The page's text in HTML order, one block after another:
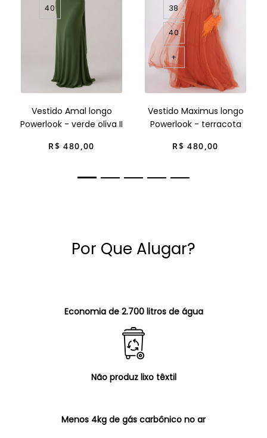
40
Vestido Amal longo
Powerlook - verde oliva II
R$ 480,00
38
40
+
Vestido Maximus longo
Powerlook - terracota
R$ 480,00
Por Que Alugar?
Economia de 2.700 litros de água
Não produz lixo têxtil
Menos 4kg de gás carbônico no ar